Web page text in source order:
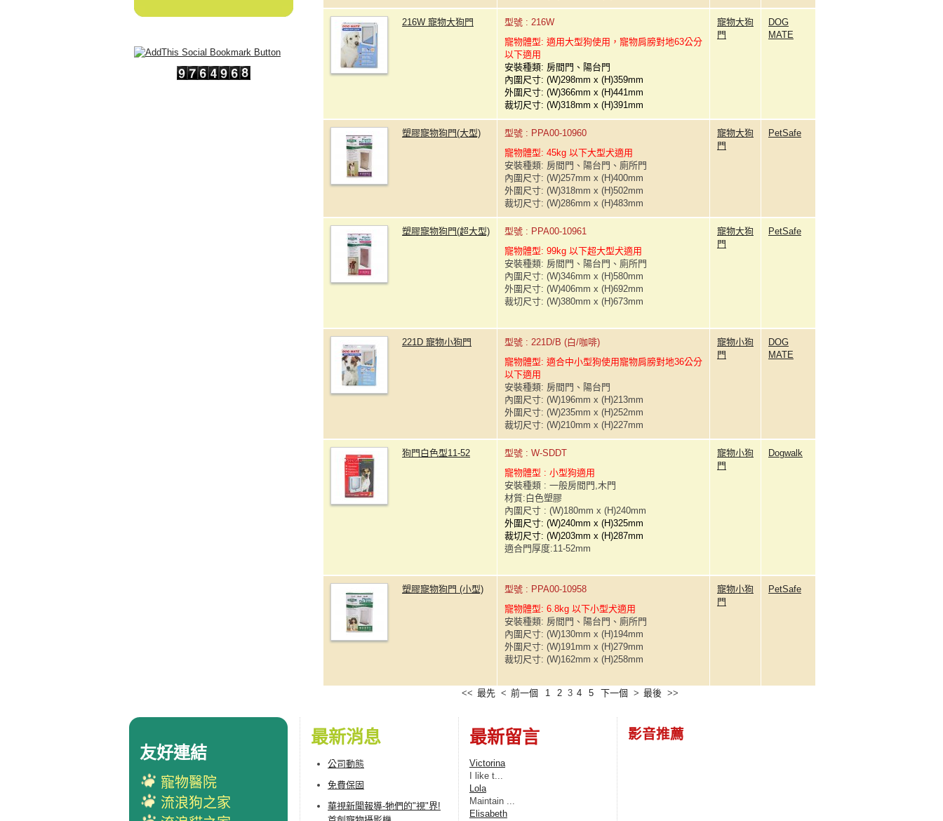
216W 寵物大狗門
型號 : 216W
寵物體型: 適用大型狗使用，寵物肩膀對地63公分
以下適用
安裝種類: 房間門、陽台門
內圍尺寸: (W)298mm x (H)359mm
外圍尺寸: (W)366mm x (H)441mm
裁切尺寸: (W)318mm x (H)391mm
寵物大狗
門
DOG
MATE
塑膠寵物狗門(大型)
型號 : PPA00-10960
寵物體型: 45kg 以下大型犬適用
安裝種類: 房間門、陽台門、廁所門
內圍尺寸: (W)257mm x (H)400mm
外圍尺寸: (W)318mm x (H)502mm
裁切尺寸: (W)286mm x (H)483mm
寵物大狗
門
PetSafe
塑膠寵物狗門(超大型)
型號 : PPA00-10961
寵物體型: 99kg 以下超大型犬適用
安裝種類: 房間門、陽台門、廁所門
內圍尺寸: (W)346mm x (H)580mm
外圍尺寸: (W)406mm x (H)692mm
裁切尺寸: (W)380mm x (H)673mm
寵物大狗
門
PetSafe
221D 寵物小狗門
型號 : 221D/B (白/咖啡)
寵物體型: 適合中小型狗使用寵物肩膀對地36公分
以下適用
安裝種類: 房間門、陽台門
內圍尺寸: (W)196mm x (H)213mm
外圍尺寸: (W)235mm x (H)252mm
裁切尺寸: (W)210mm x (H)227mm
寵物小狗
門
DOG
MATE
狗門白色型11-52
型號 : W-SDDT
寵物體型 : 小型狗適用
安裝種類 : 一般房間門,木門
材質:白色塑膠
內圍尺寸 : (W)180mm x (H)240mm
外圍尺寸: (W)240mm x (H)325mm
裁切尺寸: (W)203mm x (H)287mm
適合門厚度:11-52mm
寵物小狗
門
Dogwalk
塑膠寵物狗門 (小型)
型號 : PPA00-10958
寵物體型: 6.8kg 以下小型犬適用
安裝種類: 房間門、陽台門、廁所門
內圍尺寸: (W)130mm x (H)194mm
外圍尺寸: (W)191mm x (H)279mm
裁切尺寸: (W)162mm x (H)258mm
寵物小狗
門
PetSafe
<< 最先 < 前一個 1 2 3 4 5 下一個 > 最後 >>
最新消息
公司動態
免費保固
華視新聞報導-牠們的"視"界!
最新留言
Victorina
I lіke t...
Lola
Maintain ...
Elisabeth
影音推薦
友好連結
寵物醫院
流浪狗之家